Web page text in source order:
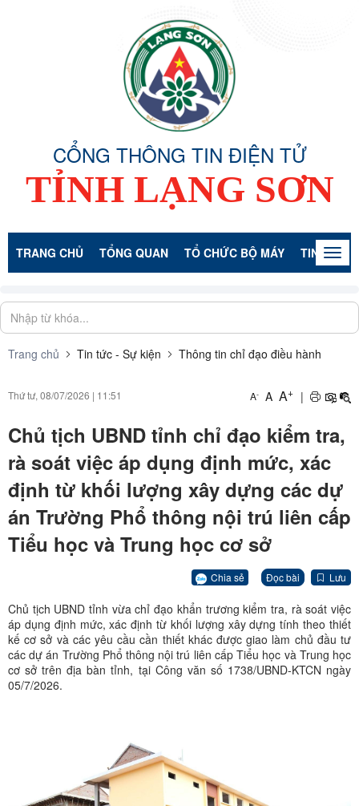
CỔNG THÔNG TIN ĐIỆN TỬ
TỈNH LẠNG SƠN
TRANG CHỦ TỔNG QUAN TỔ CHỨC BỘ MÁY TIN TỨC -
Trang chủ Tin tức - Sự kiện Thông tin chỉ đạo điều hành
Thứ tư, 08/07/2026 | 11:51 A- A A+ |
Chủ tịch UBND tỉnh chỉ đạo kiểm tra,
rà soát việc áp dụng định mức, xác
định từ khối lượng xây dựng các dự
án Trường Phổ thông nội trú liên cấp
Tiểu học và Trung học cơ sở
Chia sẻ Đọc bài Lưu
Chủ tịch UBND tỉnh vừa chỉ đạo khẩn trương kiểm tra, rà soát việc
áp dụng định mức, xác định từ khối lượng xây dựng tính theo thiết
kế cơ sở và các yêu cầu cần thiết khác được giao làm chủ đầu tư
các dự án Trường Phổ thông nội trú liên cấp Tiểu học và Trung học
cơ sở trên địa bàn tỉnh, tại Công văn số 1738/UBND-KTCN ngày
05/7/2026.